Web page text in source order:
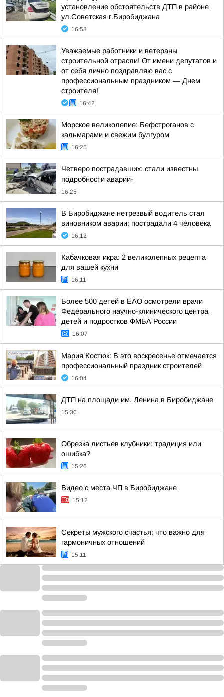
установление обстоятельств ДТП в районе
ул.Советская г.Биробиджана
16:58
Уважаемые работники и ветераны
строительной отрасли! От имени депутатов и
от себя лично поздравляю вас с
профессиональным праздником — Днем
строителя!
16:42
Морское великолепие: Бефстроганов с
кальмарами и свежим булгуром
16:25
Четверо пострадавших: стали известны
подробности аварии-
16:25
В Биробиджане нетрезвый водитель стал
виновником аварии: пострадали 4 человека
16:12
Кабачковая икра: 2 великолепных рецепта
для вашей кухни
16:11
Более 500 детей в ЕАО осмотрели врачи
Федерального научно-клинического центра
детей и подростков ФМБА России
16:07
Мария Костюк: В это воскресенье отмечается
профессиональный праздник строителей
16:04
ДТП на площади им. Ленина в Биробиджане
15:36
Обрезка листьев клубники: традиция или
ошибка?
15:26
Видео с места ЧП в Биробиджане
15:12
Секреты мужского счастья: что важно для
гармоничных отношений
15:11